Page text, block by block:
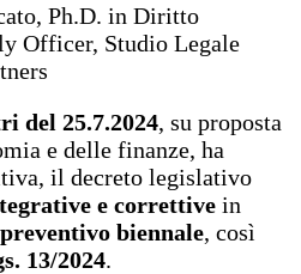
Ph.D. in Diritto
Officer, Studio Legale
del 25.7.2024, su proposta
e delle finanze, ha
il decreto legislativo
e correttive in
biennale, così
13/2024.